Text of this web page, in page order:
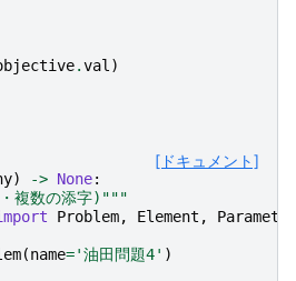
.val )
[ドキュメント]
) -> None:
複数の添字)"""
Problem, Element , Parameter
(name='油田問題4' )